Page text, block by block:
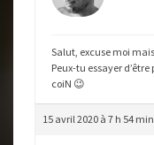
Salut, excuse moi
Peux-tu essayer
coiN 😉
15 avril 2020 à 7 h 54 min